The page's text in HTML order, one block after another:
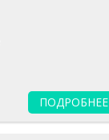
ПОДРОБНЕЕ